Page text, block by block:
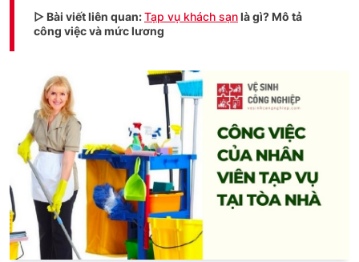
▷ Bài viết liên quan:Tạp vụ khách sạnlà gì? Mô tả
công việc và mức lương